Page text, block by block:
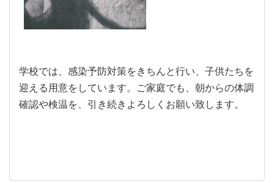
学校では、感染予防対策をきちんと行い、子供たちを
迎える用意をしています。ご家庭でも、朝からの体調
確認や検温を、引き続きよろしくお願い致します。